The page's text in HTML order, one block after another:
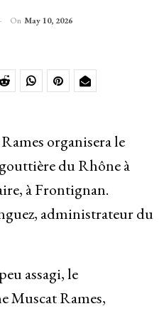
On May 10, 2026
organisera le
du Rhône à
à Frontignan.
administrateur du
assagi, le
Muscat Rames,